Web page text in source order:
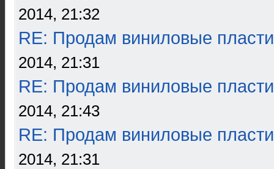
2014, 21:32
RE: Продам виниловые
2014, 21:31
RE: Продам виниловые
2014, 21:43
RE: Продам виниловые
2014, 21:31